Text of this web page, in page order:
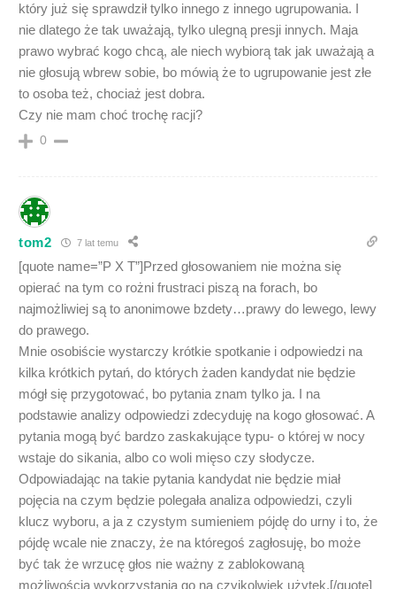
który już się sprawdził tylko innego z innego ugrupowania. I
nie dlatego że tak uważają, tylko ulegną presji innych. Maja
prawo wybrać kogo chcą, ale niech wybiorą tak jak uważają a
nie głosują wbrew sobie, bo mówią że to ugrupowanie jest złe
to osoba też, chociaż jest dobra.
Czy nie mam choć trochę racji?
0
tom2 7 lat temu
[quote name=”P X T”]Przed głosowaniem nie można się
opierać na tym co rożni frustraci piszą na forach, bo
najmożliwiej są to anonimowe bzdety…prawy do lewego, lewy
do prawego.
Mnie osobiście wystarczy krótkie spotkanie i odpowiedzi na
kilka krótkich pytań, do których żaden kandydat nie będzie
mógł się przygotować, bo pytania znam tylko ja. I na
podstawie analizy odpowiedzi zdecyduję na kogo głosować. A
pytania mogą być bardzo zaskakujące typu- o której w nocy
wstaje do sikania, albo co woli mięso czy słodycze.
Odpowiadając na takie pytania kandydat nie będzie miał
pojęcia na czym będzie polegała analiza odpowiedzi, czyli
klucz wyboru, a ja z czystym sumieniem pójdę do urny i to, że
pójdę wcale nie znaczy, że na któregoś zagłosuję, bo może
być tak że wrzucę głos nie ważny z zablokowaną
możliwością wykorzystania go na czyjkolwiek użytek.[/quote]